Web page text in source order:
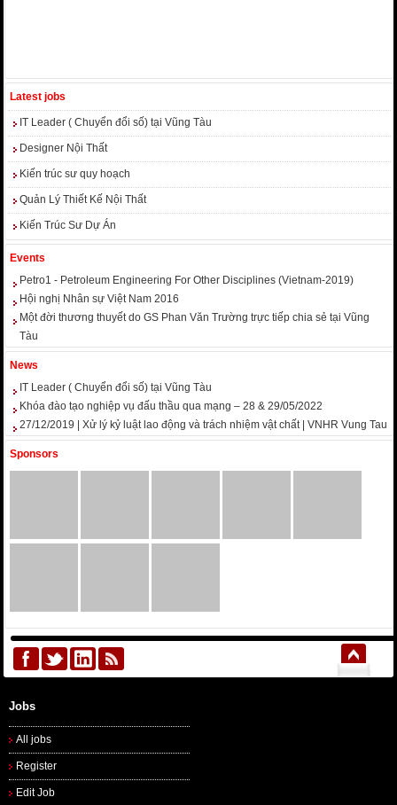
Latest jobs
IT Leader ( Chuyển đổi số) tại Vũng Tàu
Designer Nội Thất
Kiến trúc sư quy hoạch
Quản Lý Thiết Kế Nội Thất
Kiến Trúc Sư Dự Án
Events
Petro1 - Petroleum Engineering For Other Disciplines (Vietnam-2019)
Hội nghị Nhân sự Việt Nam 2016
Một đời thương thuyết do GS Phan Văn Trường trực tiếp chia sẻ tại Vũng
Tàu
News
IT Leader ( Chuyển đổi số) tại Vũng Tàu
Khóa đào tạo nghiệp vụ đấu thầu qua mạng – 28 & 29/05/2022
27/12/2019 | Xử lý kỷ luật lao động và trách nhiệm vật chất | VNHR Vung Tau
Sponsors
Jobs
All jobs
Register
Edit Job